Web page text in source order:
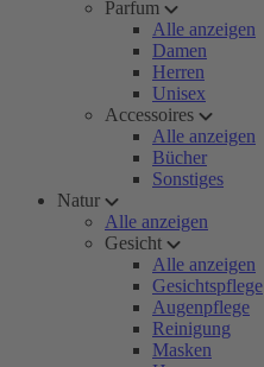
Parfum
Alle anzeigen
Damen
Herren
Unisex
Accessoires
Alle anzeigen
Bücher
Sonstiges
Natur
Alle anzeigen
Gesicht
Alle anzeigen
Gesichtspflege
Augenpflege
Reinigung
Masken